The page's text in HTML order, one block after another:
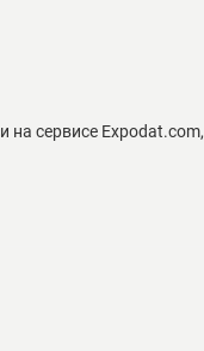
на сервисе Expodat.com,